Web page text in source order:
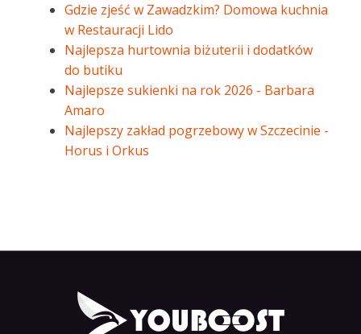
Gdzie zjeść w Zawadzkim? Domowa kuchnia
w Restauracji Lido
Najlepsza hurtownia biżuterii i dodatków
do butiku
Najlepsze sukienki na rok 2026 - Barbara
Amaro
Najlepszy zakład pogrzebowy w Szczecinie -
Horus i Orkus